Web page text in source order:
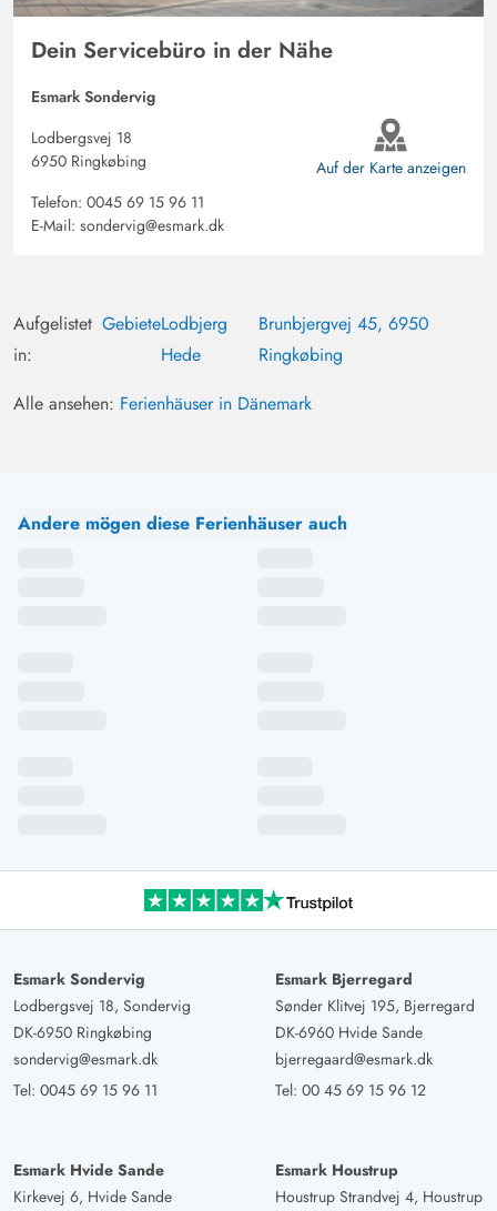
Dein Servicebüro in der Nähe
Esmark Sondervig
Lodbergsvej 18
6950 Ringkøbing
Telefon: 0045 69 15 96 11
E-Mail: sondervig@esmark.dk
Auf der Karte anzeigen
Aufgelistet
in:
GebieteLodbjerg
Hede
Brunbjergvej 45, 6950
Ringkøbing
Alle ansehen: Ferienhäuser in Dänemark
Andere mögen diese Ferienhäuser auch
Esmark Sondervig
Lodbergsvej 18, Sondervig
DK-6950 Ringkøbing
sondervig@esmark.dk
Tel: 0045 69 15 96 11
Esmark Bjerregard
Sønder Klitvej 195, Bjerregard
DK-6960 Hvide Sande
bjerregaard@esmark.dk
Tel: 00 45 69 15 96 12
Esmark Hvide Sande
Kirkevej 6, Hvide Sande
Esmark Houstrup
Houstrup Strandvej 4, Houstrup